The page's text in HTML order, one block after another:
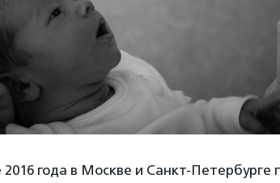
года в Москве и Санкт-Петербурге